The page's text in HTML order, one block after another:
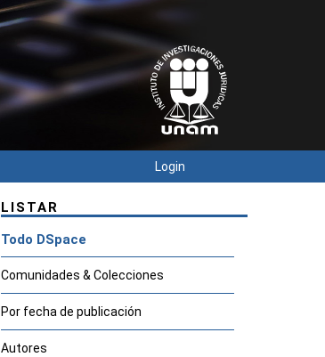
Login
LISTAR
Todo DSpace
Comunidades & Colecciones
Por fecha de publicación
Autores